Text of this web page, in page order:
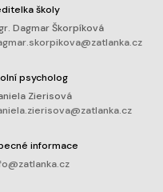
školy
Dagmar Škorpíková
psycholog
Zierisová
informace